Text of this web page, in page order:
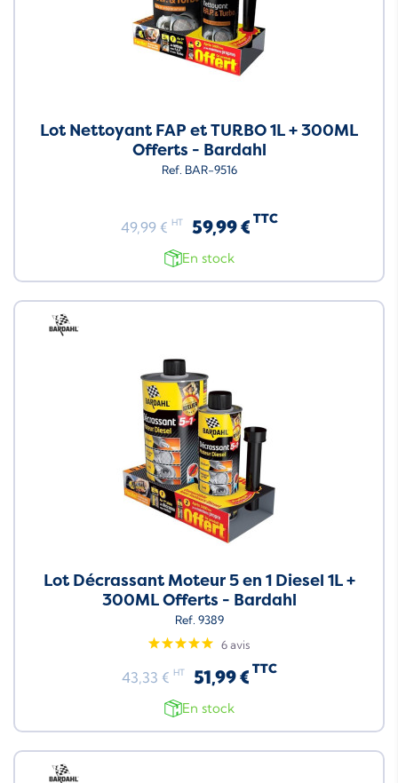
Lot Nettoyant FAP et TURBO 1L + 300ML
Offerts - Bardahl
Ref. BAR-9516
49,99 € HT 59,99 € TTC
En stock
Neuf
Lot Décrassant Moteur 5 en 1 Diesel 1L +
300ML Offerts - Bardahl
Ref. 9389
6 avis
43,33 € HT 51,99 € TTC
En stock
Neuf